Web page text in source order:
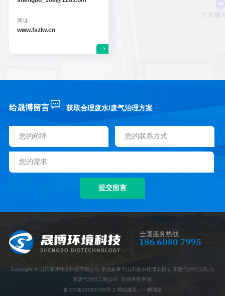
网址
www.fszlw.cn
给晟博留言 获取合理废水/废气治理方案
全国服务热线
Copyright © 山东晟博环境科技有限公司 专业从事于山东废水处理工程,山东废气治理工程,山
东废气治理工程公司, 欢迎来电咨询!
鲁ICP备19053798号-2 网站建设 ： 一瞬网络